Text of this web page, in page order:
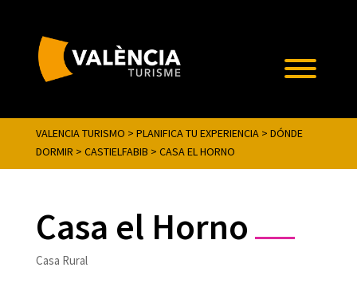
VALENCIA TURISMO > PLANIFICA TU EXPERIENCIA> DÓNDE
DORMIR > CASTIELFABIB > CASA EL HORNO
Casa el Horno
Casa Rural